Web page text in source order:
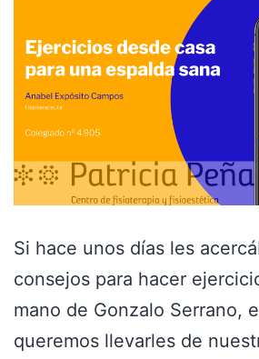
Si hace unos días les
consejos para hacer
mano de Gonzalo Serrano,
queremos llevarles de